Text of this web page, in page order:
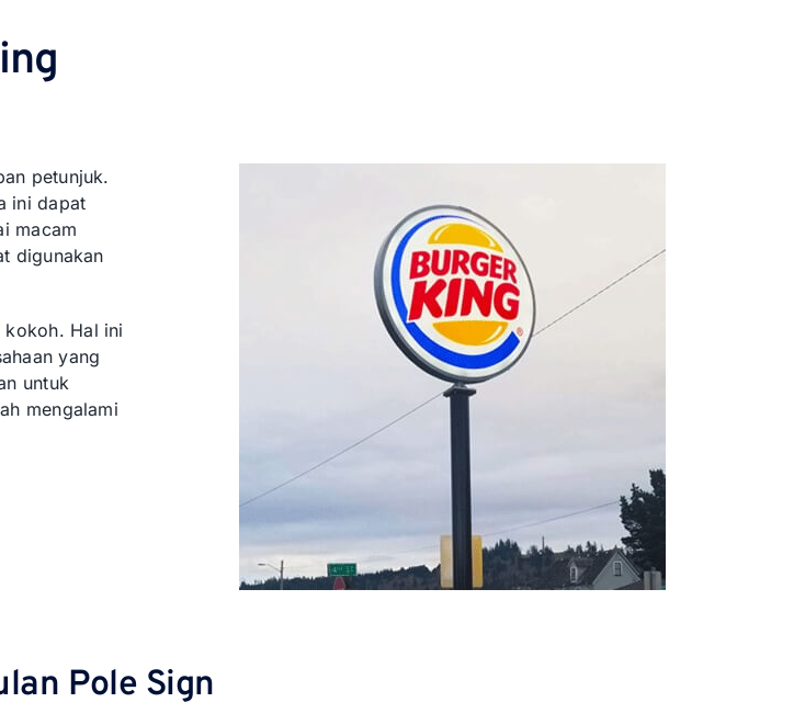
petunjuk.
ini dapat
macam
digunakan
kokoh. Hal ini
yang
untuk
mengalami
Pole Sign